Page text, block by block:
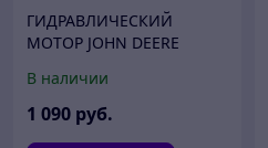
ГИДРАВЛИЧЕСКИЙ
МОТОР JOHN DEERE
В наличии
1 090 руб.